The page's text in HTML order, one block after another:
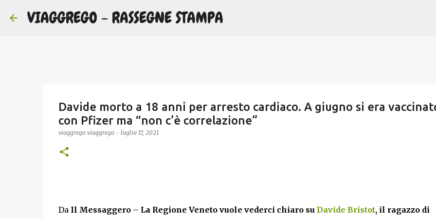
VIAGGREGO - RASSEGNE STAMPA
Davide morto a 18 anni per arresto cardiaco. A giugno si era
con Pfizer ma “non c’è correlazione”
viaggrego viaggrego - luglio 17, 2021
Da Il Messaggero – La Regione Veneto vuole vederci chiaro su Davide Bristot, il ragazzo di